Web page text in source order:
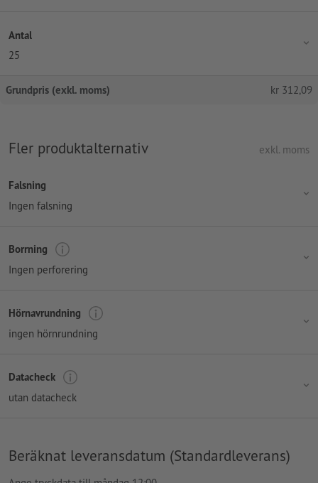
Antal
25
Grundpris (exkl. moms) kr 312,09
Fler produktalternativ exkl. moms
Falsning
Ingen falsning
Borrning
Ingen perforering
Hörnavrundning
ingen hörnrundning
Datacheck
utan datacheck
Beräknat leveransdatum (Standardleverans)